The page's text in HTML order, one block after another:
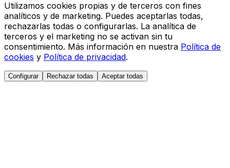
Utilizamos cookies propias y de terceros con fines
analíticos y de marketing. Puedes aceptarlas todas,
rechazarlas todas o configurarlas. La analítica de
terceros y el marketing no se activan sin tu
consentimiento. Más información en nuestra Política de
cookies y Política de privacidad.
Configurar Rechazar todas Aceptar todas